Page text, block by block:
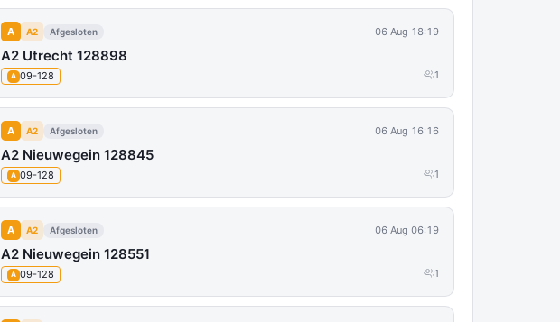
A A2 Afgesloten 06 Aug 18:19
A2 Utrecht 128898
A 09-128 1
A A2 Afgesloten 06 Aug 16:16
A2 Nieuwegein 128845
A 09-128 1
A A2 Afgesloten 06 Aug 06:19
A2 Nieuwegein 128551
A 09-128 1